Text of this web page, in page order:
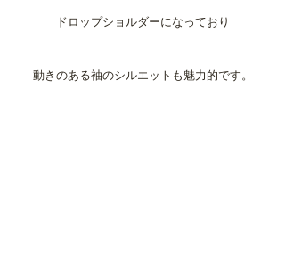
ドロップショルダーになっており
動きのある袖のシルエットも魅力的です。